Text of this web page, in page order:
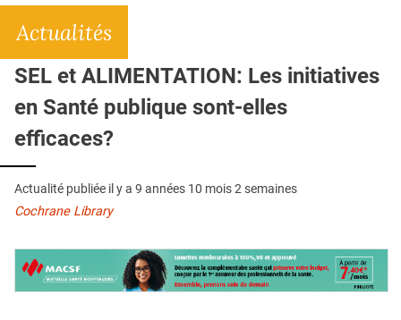
CRÉDITS
Actualités
SEL et ALIMENTATION: Les initiatives
en Santé publique sont-elles
efficaces?
Actualité publiée il y a 9 années 10 mois 2 semaines
Cochrane Library